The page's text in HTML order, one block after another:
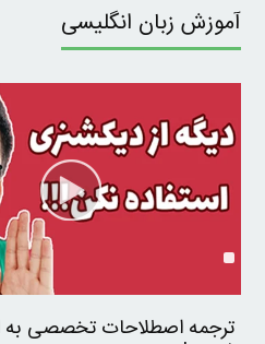
آموزش زبان انگلیسی
ترجمه اصطلاحات تخصصی به